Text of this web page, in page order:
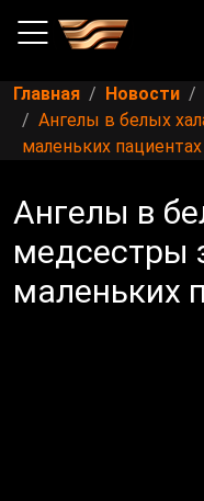
Главная Новости
Ангелы в белых
маленьких пациентах
Ангелы в
медсестры
маленьких